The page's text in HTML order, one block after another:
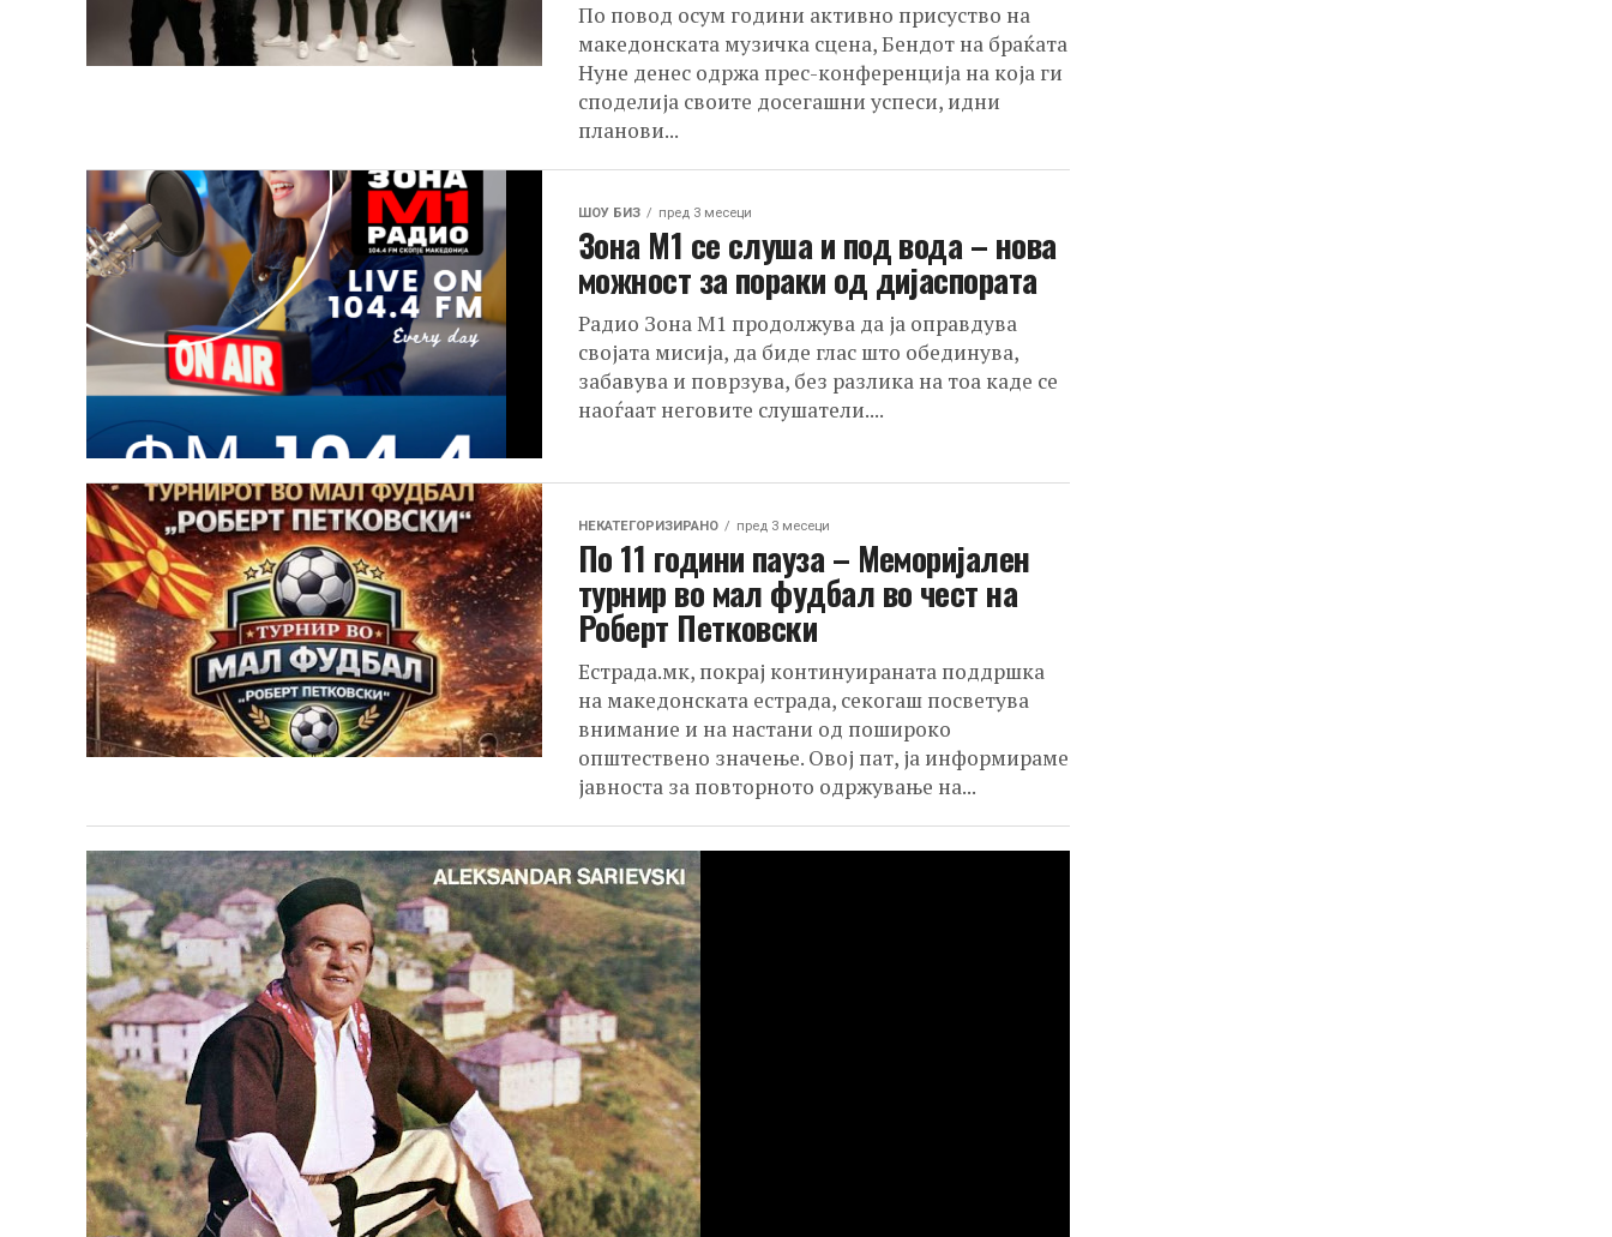
По повод осум години активно присуство на
македонската музичка сцена, Бендот на браќата
Нуне денес одржа прес-конференција на која ги
споделија своите досегашни успеси, идни
планови...
ШОУ БИЗ пред 3 месеци
Зона М1 се слуша и под вода – нова
можност за пораки од дијаспората
Радио Зона М1 продолжува да ја оправдува
својата мисија, да биде глас што обединува,
забавува и поврзува, без разлика на тоа каде се
наоѓаат неговите слушатели....
НЕКАТЕГОРИЗИРАНО пред 3 месеци
По 11 години пауза – Меморијален
турнир во мал фудбал во чест на
Роберт Петковски
Естрада.мк, покрај континуираната поддршка
на македонската естрада, секогаш посветува
внимание и на настани од пошироко
општествено значење. Овој пат, ја информираме
јавноста за повторното одржување на...